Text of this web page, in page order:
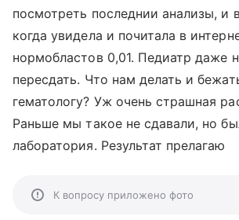
посмотреть последнии анализы, и
когда увидела и почитала в
нормобластов 0,01. Педиатр даже
пересдать. Что нам делать и
гематологу? Уж очень страшная
Раньше мы такое не сдавали, но
лаборатория. Результат прелагаю
К вопросу приложено фото